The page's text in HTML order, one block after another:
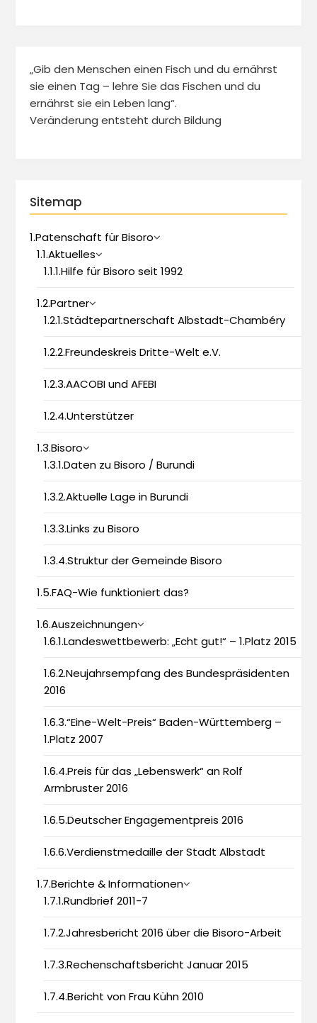
„Gib den Menschen einen Fisch und du ernährst
sie einen Tag – lehre Sie das Fischen und du
ernährst sie ein Leben lang“.
Veränderung entsteht durch Bildung
Sitemap
1.Patenschaft für Bisoro
1.1.Aktuelles
1.1.1.Hilfe für Bisoro seit 1992
1.2.Partner
1.2.1.Städtepartnerschaft Albstadt-Chambéry
1.2.2.Freundeskreis Dritte-Welt e.V.
1.2.3.AACOBI und AFEBI
1.2.4.Unterstützer
1.3.Bisoro
1.3.1.Daten zu Bisoro / Burundi
1.3.2.Aktuelle Lage in Burundi
1.3.3.Links zu Bisoro
1.3.4.Struktur der Gemeinde Bisoro
1.5.FAQ-Wie funktioniert das?
1.6.Auszeichnungen
1.6.1.Landeswettbewerb: „Echt gut!“ – 1.Platz 2015
1.6.2.Neujahrsempfang des Bundespräsidenten
2016
1.6.3.“Eine-Welt-Preis“ Baden-Württemberg –
1.Platz 2007
1.6.4.Preis für das „Lebenswerk“ an Rolf
Armbruster 2016
1.6.5.Deutscher Engagementpreis 2016
1.6.6.Verdienstmedaille der Stadt Albstadt
1.7.Berichte & Informationen
1.7.1.Rundbrief 2011-7
1.7.2.Jahresbericht 2016 über die Bisoro-Arbeit
1.7.3.Rechenschaftsbericht Januar 2015
1.7.4.Bericht von Frau Kühn 2010